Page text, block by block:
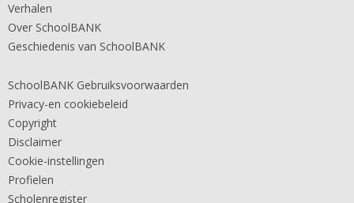
Verhalen
Over SchoolBANK
Geschiedenis van SchoolBANK
SchoolBANK Gebruiksvoorwaarden
Privacy-en cookiebeleid
Copyright
Disclaimer
Cookie-instellingen
Profielen
Scholenregister